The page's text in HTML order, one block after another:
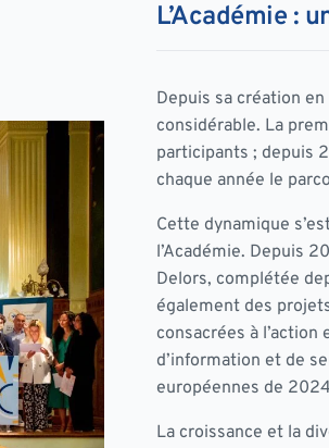
L’Académie :
Depuis sa création
considérable. La
participants ; depuis
chaque année le
Cette dynamique
l’Académie. Depuis
Delors, complétée
également des
consacrées à
d’information et de
européennes de
La croissance et la